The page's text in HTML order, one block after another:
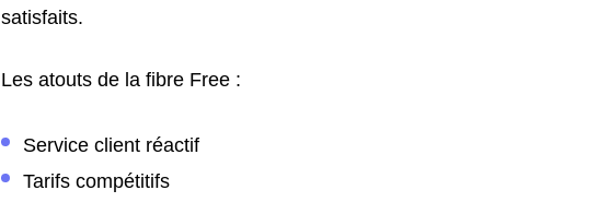
satisfaits.
Les atouts de la fibre Free :
Service client réactif
Tarifs compétitifs